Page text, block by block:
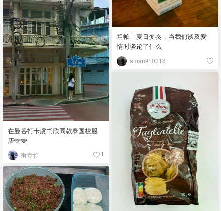
坦帕｜夏日变奏，当我们谈及爱
情时谈论了什么
aman910316
在曼谷打卡虞书欣同款泰国校服
店🩵🩶
衔青竹 1